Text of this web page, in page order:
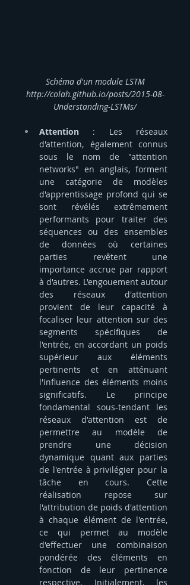
Schéma d'un module LSTM
http://colah.github.io/posts/2015-08-
Understanding-LSTMs/
Attention : Les réseaux
d'attention, également connus
sous le nom de "attention
networks" en anglais, forment
une catégorie de modèles
d'apprentissage profond qui se
sont révélés extrêmement
performants pour traiter des
séquences ou des ensembles
de données où certaines
parties revêtent une
importance accrue par rapport
à d'autres. L'engouement autour
des réseaux d'attention
provient de leur capacité à
focaliser leur attention sur des
segments spécifiques de
l'entrée, en accordant un poids
supérieur aux éléments
pertinents et en atténuant
l'influence des éléments moins
significatifs. Le principe
fondamental sous-tendant les
réseaux d'attention est de
permettre au modèle de
prendre une décision
dynamique quant aux parties
de l'entrée à privilégier pour la
tâche en cours. Cette
réalisation repose sur
l'attribution de poids d'attention
à chaque élément de l'entrée,
ce qui permet au modèle
d'effectuer une combinaison
pondérée des éléments en
fonction de leur pertinence
respective. Initialement, les